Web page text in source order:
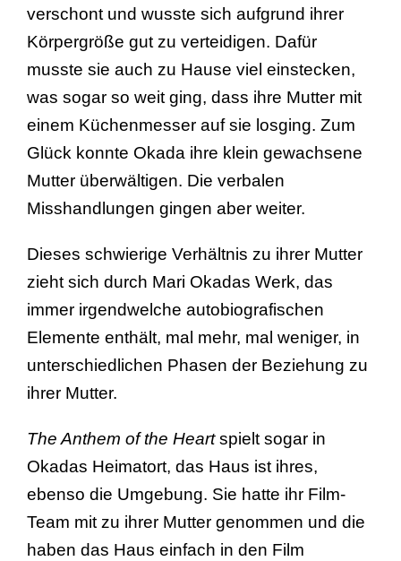
verschont und wusste sich aufgrund ihrer
Körpergröße gut zu verteidigen. Dafür
musste sie auch zu Hause viel einstecken,
was sogar so weit ging, dass ihre Mutter mit
einem Küchenmesser auf sie losging. Zum
Glück konnte Okada ihre klein gewachsene
Mutter überwältigen. Die verbalen
Misshandlungen gingen aber weiter.
Dieses schwierige Verhältnis zu ihrer Mutter
zieht sich durch Mari Okadas Werk, das
immer irgendwelche autobiografischen
Elemente enthält, mal mehr, mal weniger, in
unterschiedlichen Phasen der Beziehung zu
ihrer Mutter.
The Anthem of the Heartspielt sogar in
Okadas Heimatort, das Haus ist ihres,
ebenso die Umgebung. Sie hatte ihr Film-
Team mit zu ihrer Mutter genommen und die
haben das Haus einfach in den Film